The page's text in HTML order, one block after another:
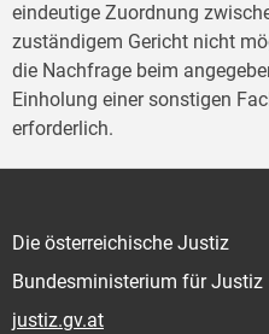
eindeutige Zuordnung
zuständigem Gericht nicht
die Nachfrage beim
Einholung einer sonstigen
erforderlich.
Die österreichische Justiz
Bundesministerium für Justiz
justiz.gv.at